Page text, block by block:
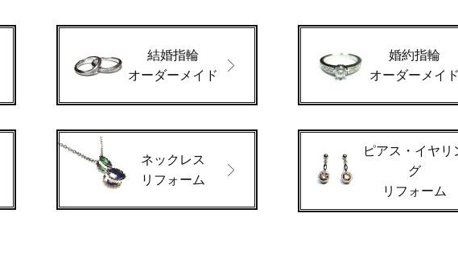
結婚指輪
オーダーメイド
婚約指輪
オーダーメイド
ネックレス
リフォーム
ピアス・イヤリ
グ
リフォーム